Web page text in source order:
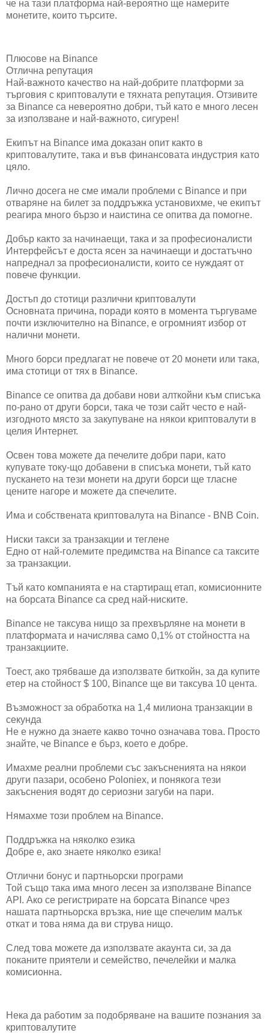
че на тази платформа най-вероятно ще намерите
монетите, които търсите.
Плюсове на Binance
Отлична репутация
Най-важното качество на най-добрите платформи за
търговия с криптовалути е тяхната репутация. Отзивите
за Binance са невероятно добри, тъй като е много лесен
за използване и най-важното, сигурен!
Екипът на Binance има доказан опит както в
криптовалутите, така и във финансовата индустрия като
цяло.
Лично досега не сме имали проблеми с Binance и при
отваряне на билет за поддръжка установихме, че екипът
реагира много бързо и наистина се опитва да помогне.
Добър както за начинаещи, така и за професионалисти
Интерфейсът е доста ясен за начинаещи и достатъчно
напреднал за професионалисти, които се нуждаят от
повече функции.
Достъп до стотици различни криптовалути
Основната причина, поради която в момента търгуваме
почти изключително на Binance, е огромният избор от
налични монети.
Много борси предлагат не повече от 20 монети или така,
има стотици от тях в Binance.
Binance се опитва да добави нови алткойни към списъка
по-рано от други борси, така че този сайт често е най-
изгодното място за закупуване на някои криптовалути в
целия Интернет.
Освен това можете да печелите добри пари, като
купувате току-що добавени в списъка монети, тъй като
пускането на тези монети на други борси ще тласне
цените нагоре и можете да спечелите.
Има и собствената криптовалута на Binance - BNB Coin.
Ниски такси за транзакции и теглене
Едно от най-големите предимства на Binance са таксите
за транзакции.
Тъй като компанията е на стартиращ етап, комисионните
на борсата Binance са сред най-ниските.
Binance не таксува нищо за прехвърляне на монети в
платформата и начислява само 0,1% от стойността на
транзакциите.
Тоест, ако трябваше да използвате биткойн, за да купите
етер на стойност $ 100, Binance ще ви таксува 10 цента.
Възможност за обработка на 1,4 милиона транзакции в
секунда
Не е нужно да знаете какво точно означава това. Просто
знайте, че Binance е бърз, което е добре.
Имахме реални проблеми със закъсненията на някои
други пазари, особено Poloniex, и понякога тези
закъснения водят до сериозни загуби на пари.
Нямахме този проблем на Binance.
Поддръжка на няколко езика
Добре е, ако знаете няколко езика!
Отлични бонус и партньорски програми
Той също така има много лесен за използване Binance
API. Ако се регистрирате на борсата Binance чрез
нашата партньорска връзка, ние ще спечелим малък
откат и това няма да ви струва нищо.
След това можете да използвате акаунта си, за да
поканите приятели и семейство, печелейки и малка
комисионна.
Нека да работим за подобряване на вашите познания за
криптовалутите